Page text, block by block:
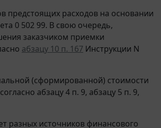
расходов на основании
0 502 99. В свою очередь,
заказчиком приемки
абзацу 10 п. 167 Инструкции N
(сформированной) стоимости
абзацу 4 п. 9, абзацу 5 п. 9,
разных источников финансового